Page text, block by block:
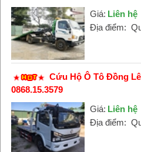
Giá: Liên hệ
Địa điểm:
Cứu Hộ Ô Tô Đồng
0868.15.3579
Giá: Liên hệ
Địa điểm: